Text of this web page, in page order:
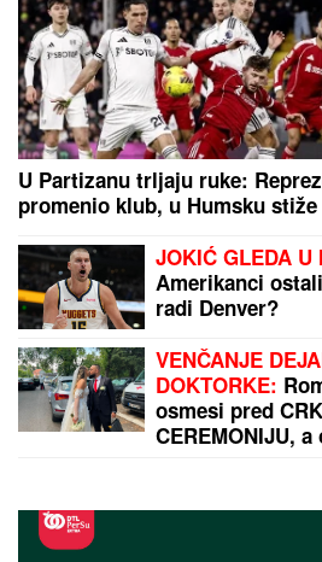
Ozbiljne pare
kada je
Sumnjiči se da je pretukao i
Novom Beogradu: Evo kako
"HTEO JE DA